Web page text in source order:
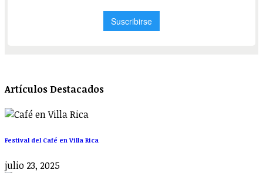
Artículos Destacados
Festival del Café en Villa Rica
julio 23, 2025